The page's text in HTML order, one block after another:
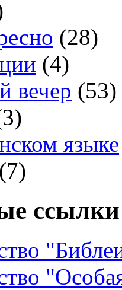
(28)
(4)
вечер (53)
языке
(7)
ссылки